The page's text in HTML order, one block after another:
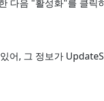
다음 "활성화"를 클릭
어, 그 정보가